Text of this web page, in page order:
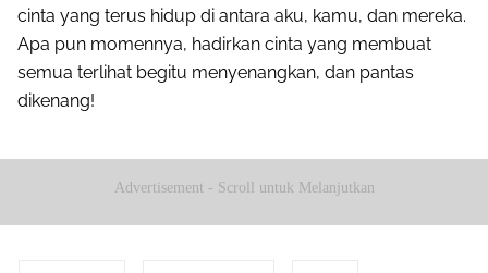
cinta yang terus hidup di antara aku, kamu, dan mereka.
Apa pun momennya, hadirkan cinta yang membuat
semua terlihat begitu menyenangkan, dan pantas
dikenang!
Advertisement - Scroll untuk Melanjutkan